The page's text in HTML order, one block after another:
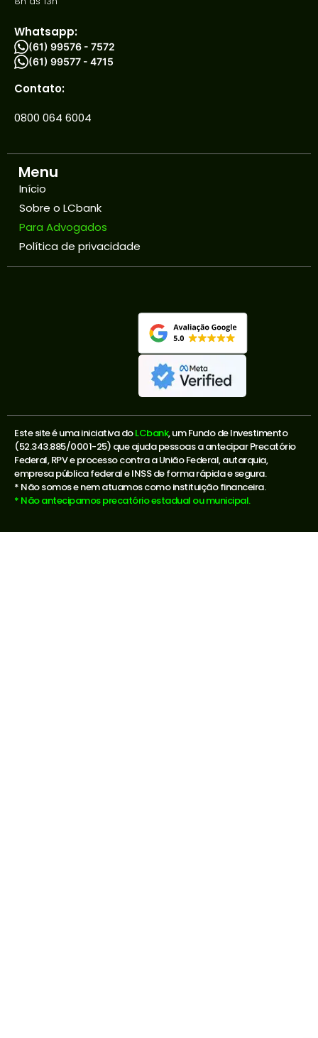
Whatsapp:
(61) 99576 - 7572
(61) 99577 - 4715
Contato:
0800 064 6004
Menu
Início
Sobre o LCbank
Para Advogados
Política de privacidade
Este site é uma iniciativa doLCbank, um Fundo de Investimento
(52.343.885/0001-25) que ajuda pessoas a antecipar Precatório
Federal, RPV e processo contra a União Federal, autarquia,
empresa pública federal e INSS de forma rápida e segura.
* Não somos e nem atuamos como instituição financeira.
* Não antecipamos precatório estadual ou municipal.